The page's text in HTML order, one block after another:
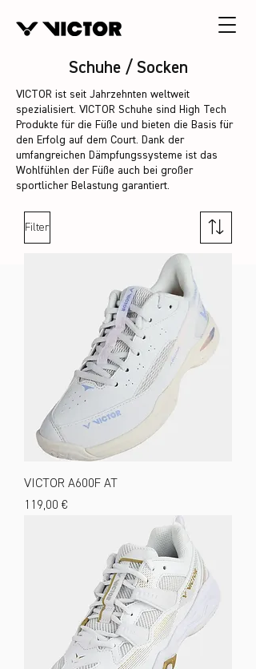
Schuhe / Socken
VICTOR ist seit Jahrzehnten weltweit
spezialisiert. VICTOR Schuhe sind High Tech
Produkte für die Füße und bieten die Basis für
den Erfolg auf dem Court. Dank der
umfangreichen Dämpfungssysteme ist das
Wohlfühlen der Füße auch bei großer
sportlicher Belastung garantiert.
Filter
VICTOR A600F AT
Preis
119,00 €